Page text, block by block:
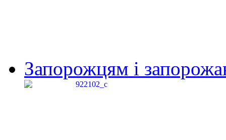
Запорожцям і